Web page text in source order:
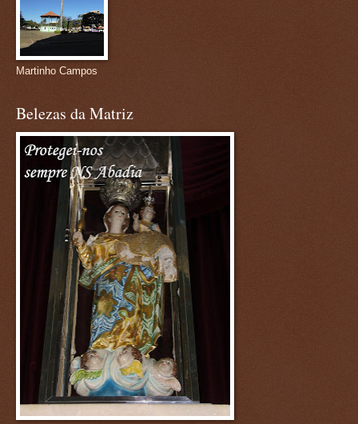
Martinho Campos
Belezas da Matriz